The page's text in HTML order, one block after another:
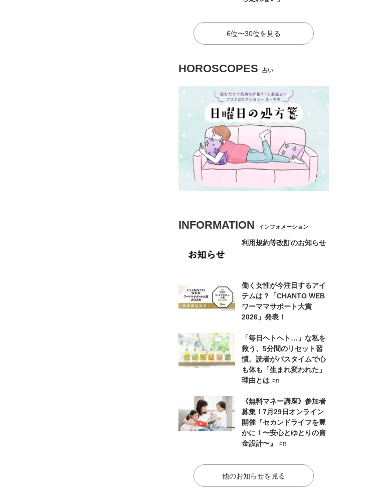
6位〜30位を見る
HOROSCOPES 占い
INFORMATION インフォメーション
利用規約等改訂のお知らせ
働く女性が今注目するアイ
テムは？「CHANTO WEB
ワーママサポート大賞
2026」発表！
「毎日ヘトヘト…」な私を
救う、5分間のリセット習
慣。読者がバスタイムで心
も体も「生まれ変われた」
理由とは PR
《無料マネー講座》参加者
募集！7月29日オンライン
開催『セカンドライフを豊
かに！〜安心とゆとりの資
金設計〜』
PR
他のお知らせを見る